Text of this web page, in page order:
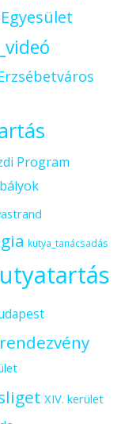
Program
kutya_tanácsadás
rendezvény
XIV. kerület